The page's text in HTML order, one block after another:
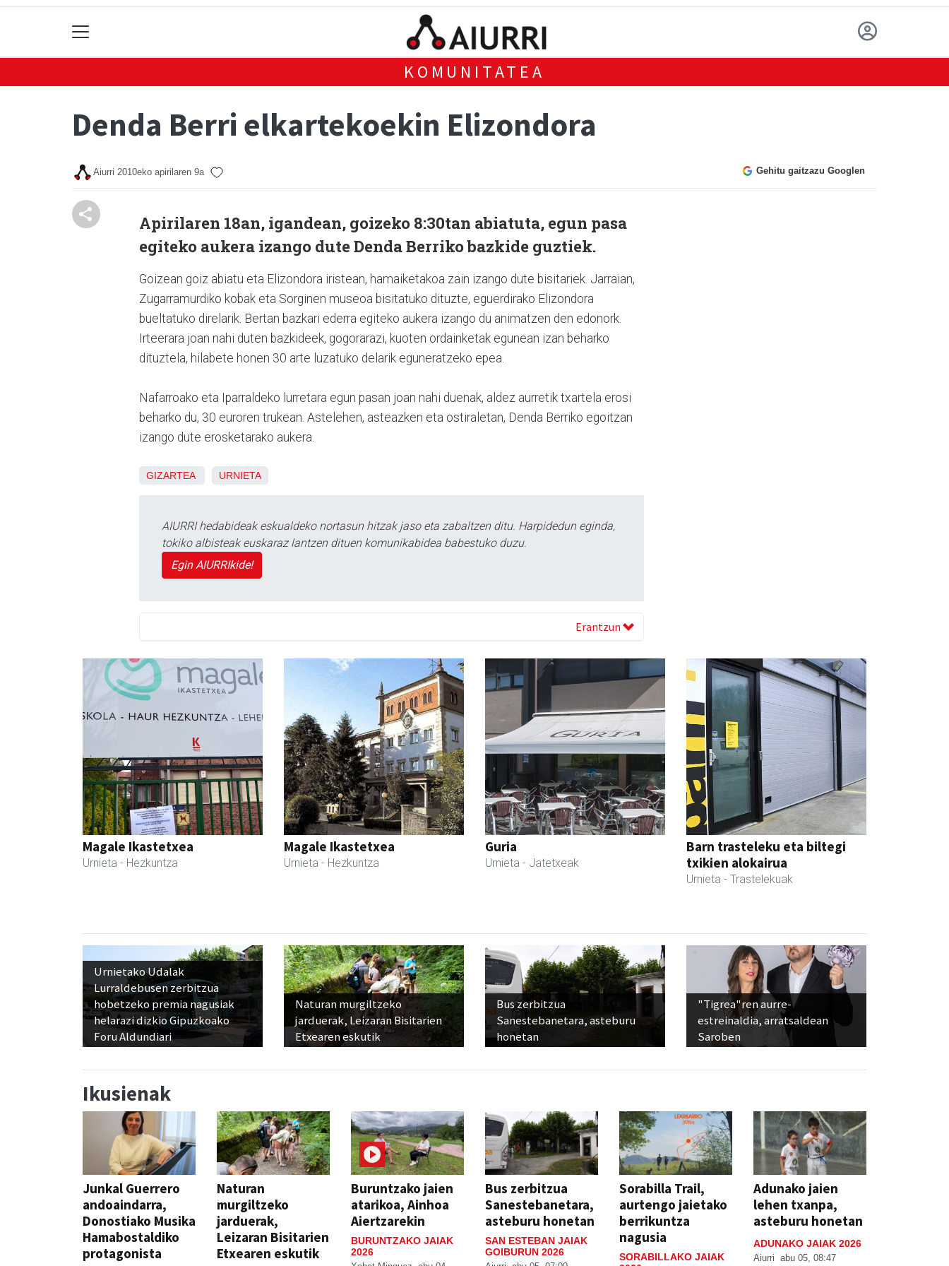
KOMUNITATEA
Denda Berri elkartekoekin Elizondora
Aiurri 2010eko apirilaren 9a Gehitu gaitzazu Googlen
Apirilaren 18an, igandean, goizeko 8:30tan abiatuta, egun pasa
egiteko aukera izango dute Denda Berriko bazkide guztiek.
Goizean goiz abiatu eta Elizondora iristean, hamaiketakoa zain izango dute bisitariek. Jarraian,
Zugarramurdiko kobak eta Sorginen museoa bisitatuko dituzte, eguerdirako Elizondora
bueltatuko direlarik. Bertan bazkari ederra egiteko aukera izango du animatzen den edonork.
Irteerara joan nahi duten bazkideek, gogorarazi, kuoten ordainketak egunean izan beharko
dituztela, hilabete honen 30 arte luzatuko delarik eguneratzeko epea.
Nafarroako eta Iparraldeko lurretara egun pasan joan nahi duenak, aldez aurretik txartela erosi
beharko du, 30 euroren trukean. Astelehen, asteazken eta ostiraletan, Denda Berriko egoitzan
izango dute erosketarako aukera.
GIZARTEA URNIETA
AIURRI hedabideak eskualdeko nortasun hitzak jaso eta zabaltzen ditu. Harpidedun eginda,
tokiko albisteak euskaraz lantzen dituen komunikabidea babestuko duzu.
Egin AIURRIkide!
Erantzun
Magale Ikastetxea
Urnieta - Hezkuntza
Magale Ikastetxea
Urnieta - Hezkuntza
Guria
Urnieta - Jatetxeak
Barn trasteleku eta biltegi
txikien alokairua
Urnieta - Trastelekuak
Urnietako Udalak
Lurraldebusen zerbitzua
hobetzeko premia nagusiak
helarazi dizkio Gipuzkoako
Foru Aldundiari
Naturan murgiltzeko
jarduerak, Leizaran Bisitarien
Etxearen eskutik
Bus zerbitzua
Sanestebanetara, asteburu
honetan
"Tigrea"ren aurre-
estreinaldia, arratsaldean
Saroben
Ikusienak
Junkal Guerrero
andoaindarra,
Donostiako Musika
Hamabostaldiko
protagonista
Naturan
murgiltzeko
jarduerak,
Leizaran Bisitarien
Etxearen eskutik
Buruntzako jaien
atarikoa, Ainhoa
Aiertzarekin
BURUNTZAKO JAIAK
2026
Bus zerbitzua
Sanestebanetara,
asteburu honetan
SAN ESTEBAN JAIAK
GOIBURUN 2026
Sorabilla Trail,
aurtengo jaietako
berrikuntza
nagusia
SORABILLAKO JAIAK
Adunako jaien
lehen txanpa,
asteburu honetan
ADUNAKO JAIAK 2026
Aiurri abu 05, 08:47